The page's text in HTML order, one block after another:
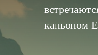
каньоном